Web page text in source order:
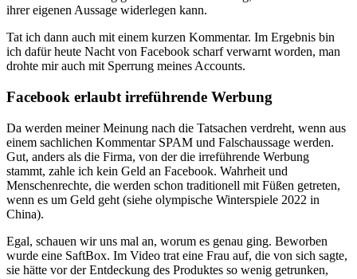
ihrer eigenen Aussage widerlegen kann.
Tat ich dann auch mit einem kurzen Kommentar. Im Ergebnis bin
ich dafür heute Nacht von Facebook scharf verwarnt worden, man
drohte mir auch mit Sperrung meines Accounts.
Facebook erlaubt irreführende Werbung
Da werden meiner Meinung nach die Tatsachen verdreht, wenn aus
einem sachlichen Kommentar SPAM und Falschaussage werden.
Gut, anders als die Firma, von der die irreführende Werbung
stammt, zahle ich kein Geld an Facebook. Wahrheit und
Menschenrechte, die werden schon traditionell mit Füßen getreten,
wenn es um Geld geht (siehe olympische Winterspiele 2022 in
China).
Egal, schauen wir uns mal an, worum es genau ging. Beworben
wurde eine SaftBox. Im Video trat eine Frau auf, die von sich sagte,
sie hätte vor der Entdeckung des Produktes so wenig getrunken,